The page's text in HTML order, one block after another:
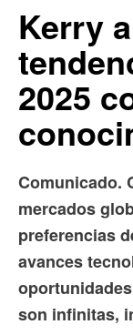
Kerry
2025
Comunicado.
mercados
preferencias
avances
son infinitas,